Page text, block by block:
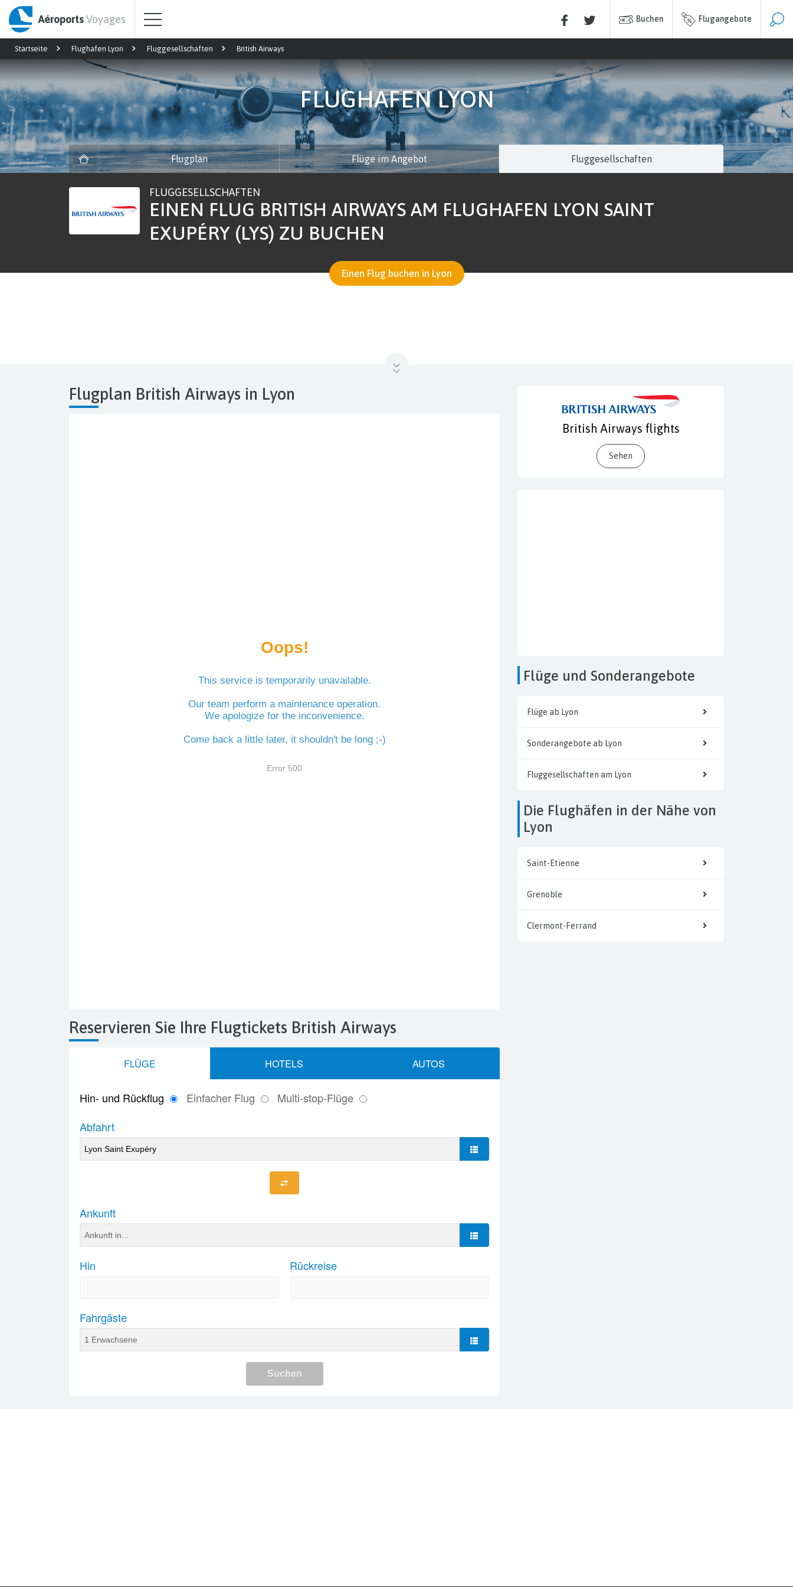
AéroportsVoyages Buchen Flugangebote
Startseite Flughafen Lyon Fluggesellschaften British Airways
FLUGHAFEN LYON
Flugplan Flüge im Angebot Fluggesellschaften
FLUGGESELLSCHAFTEN
EINEN FLUG BRITISH AIRWAYS AM FLUGHAFEN LYON SAINT
EXUPÉRY (LYS) ZU BUCHEN
Einen Flug buchen in Lyon
Flugplan British Airways in Lyon
Reservieren Sie Ihre Flugtickets British Airways
British Airways flights
Sehen
Flüge und Sonderangebote
Flüge ab Lyon
Sonderangebote ab Lyon
Fluggesellschaften am Lyon
Die Flughäfen in der Nähe von
Lyon
Saint-Etienne
Grenoble
Clermont-Ferrand